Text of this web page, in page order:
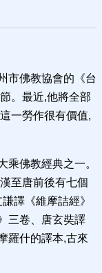
市佛教協會的《台
。最近,他將全部
一勞作很有價值,
乘佛教經典之一。
至唐前後有七個
譯《維摩詰經》
三卷、唐玄奘譯
羅什的譯本,古來